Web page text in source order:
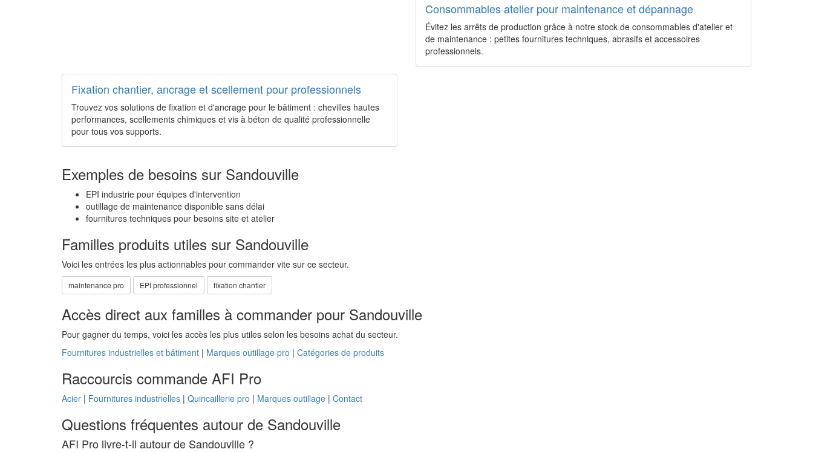
Consommables atelier pour maintenance et dépannage
Évitez les arrêts de production grâce à notre stock de consommables d'atelier et
de maintenance : petites fournitures techniques, abrasifs et accessoires
professionnels.
Fixation chantier, ancrage et scellement pour professionnels
Trouvez vos solutions de fixation et d'ancrage pour le bâtiment : chevilles hautes
performances, scellements chimiques et vis à béton de qualité professionnelle
pour tous vos supports.
Exemples de besoins sur Sandouville
EPI industrie pour équipes d'intervention
outillage de maintenance disponible sans délai
fournitures techniques pour besoins site et atelier
Familles produits utiles sur Sandouville
Voici les entrées les plus actionnables pour commander vite sur ce secteur.
maintenance pro EPI professionnel fixation chantier
Accès direct aux familles à commander pour Sandouville
Pour gagner du temps, voici les accès les plus utiles selon les besoins achat du secteur.
Fournitures industrielles et bâtiment | Marques outillage pro | Catégories de produits
Raccourcis commande AFI Pro
Acier | Fournitures industrielles | Quincaillerie pro | Marques outillage | Contact
Questions fréquentes autour de Sandouville
AFI Pro livre-t-il autour de Sandouville ?